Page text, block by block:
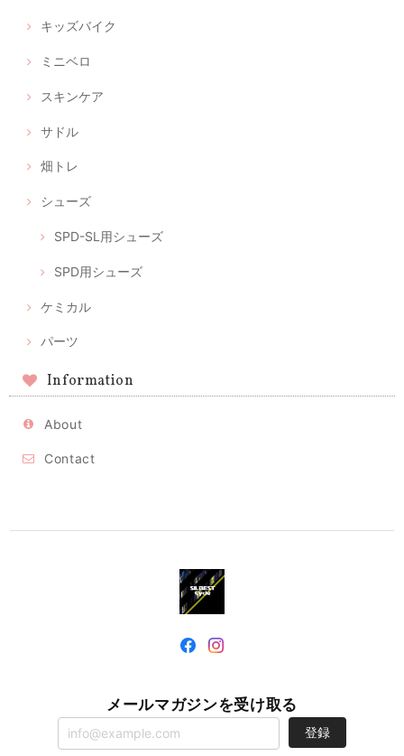
キッズバイク
ミニベロ
スキンケア
サドル
畑トレ
シューズ
SPD-SL用シューズ
SPD用シューズ
ケミカル
パーツ
Information
About
Contact
メールマガジンを受け取る
登録